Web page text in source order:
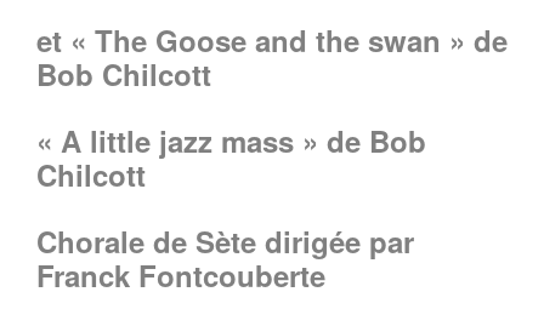
et « The Goose and the swan » de
Bob Chilcott
« A little jazz mass » de Bob
Chilcott
Chorale de Sète dirigée par
Franck Fontcouberte